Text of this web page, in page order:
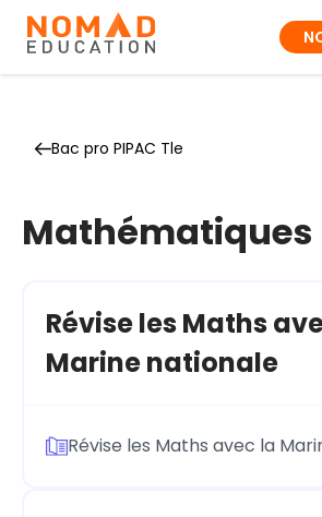
Bac pro PIPAC Tle
Mathématiques
Révise les Maths
Marine nationale
Révise les Maths avec la